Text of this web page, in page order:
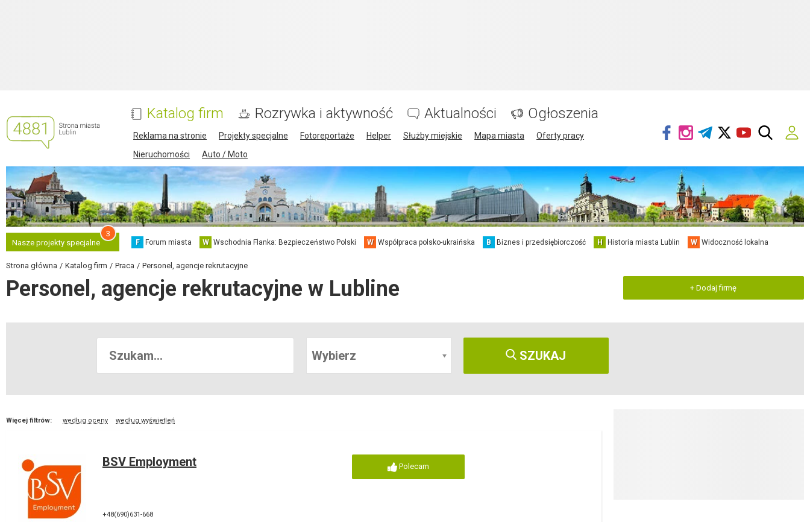
Katalog firm Rozrywka i aktywność Aktualności Ogłoszenia
Reklama na stronie Projekty specjalne Fotoreportaże Helper Służby miejskie Mapa miasta
Oferty pracy
Nieruchomości
Auto / Moto
Nasze projekty specjalne
3
F Forum miasta W Wschodnia Flanka: Bezpieczeństwo Polski W Współpraca polsko-ukraińska B Biznes i przedsiębiorczość H Historia miasta Lublin W Widoczność lokalna
Strona główna Katalog firm Praca Personel, agencje rekrutacyjne
Personel, agencje rekrutacyjne w Lubline + Dodaj firmę
Wybierz SZUKAJ
Więcej filtrów: według oceny według wyświetleń
BSV Employment
+48(690)631-668
Polecam